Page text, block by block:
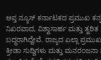
ಆಪ್ತ ನ್ಯೂಸ್ ಕರ್ನಾಟಕದ ಪ್ರಮುಖ
ನಿಖರವಾದ, ವಿಶ್ವಾಸಾರ್ಹ ಮತ್ತು ತ್ವರಿತ
ಬದ್ಧರಾಗಿದ್ದೇವೆ. ರಾಜ್ಯದ ಎಲ್ಲಾ
ಕ್ರೀಡಾ ಸುದ್ದಿಗಳು ಮತ್ತು